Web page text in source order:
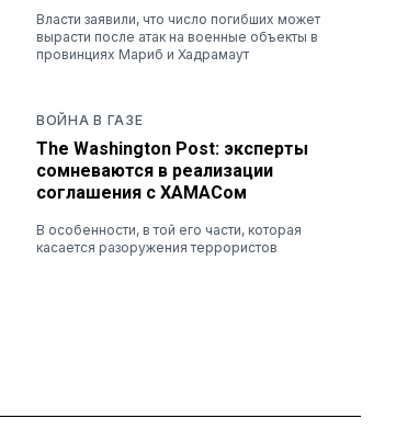
Власти заявили, что число погибших может
вырасти после атак на военные объекты в
провинциях Мариб и Хадрамаут
ВОЙНА В ГАЗЕ
The Washington Post: эксперты
сомневаются в реализации
соглашения с ХАМАСом
В особенности, в той его части, которая
касается разоружения террористов